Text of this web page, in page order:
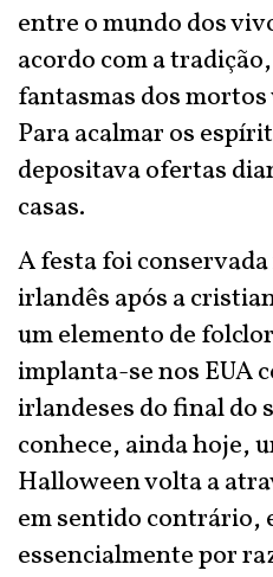
entre o mundo dos
acordo com a
fantasmas dos
Para acalmar os
depositava ofertas
casas.
A festa foi
irlandês após a
um elemento de
implanta-se nos EUA
irlandeses do final do
conhece, ainda hoje,
Halloween volta a
em sentido contrário,
essencialmente por